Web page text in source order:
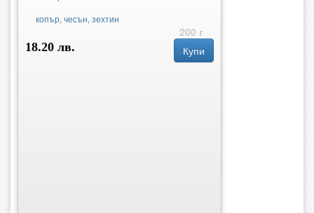
копър, чесън, зехтин
200 г
18.20 лв.
Купи